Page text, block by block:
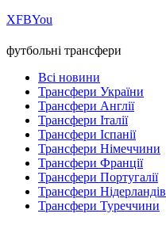
ХFBYou
футбольні трансфери
Всі новини
Трансфери України
Трансфери Англії
Трансфери Італії
Трансфери Іспанії
Трансфери Німеччини
Трансфери Франції
Трансфери Португалії
Трансфери Нідерландів
Трансфери Туреччини